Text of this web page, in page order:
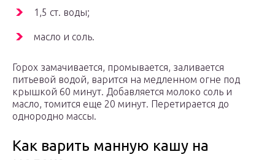
1,5 ст. воды;
масло и соль.
Горох замачивается, промывается, заливается
питьевой водой, варится на медленном огне под
крышкой 60 минут. Добавляется молоко соль и
масло, томится еще 20 минут. Перетирается до
однородно массы.
Как варить манную кашу на